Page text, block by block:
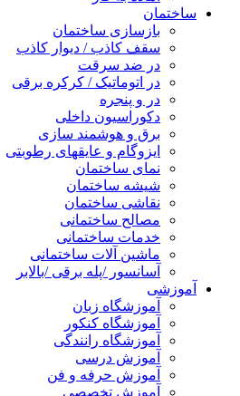
ساختمان
بازسازی ساختمان
سقف کاذب / دیوار کاذب
در ضد سرقت
در اتوماتیک / کرکره برقی
در و پنجره
دکوراسیون داخلی
برق و هوشمند سازی
ایزوگام و عایقهای رطوبتی
نمای ساختمان
شیشه ساختمان
نقاشی ساختمان
مصالح ساختمانی
خدمات ساختمانی
ماشین آلات ساختمانی
آسانسور /پله برقی /بالابر
آموزشی
آموزشگاه زبان
آموزشگاه کنکور
آموزشگاه رانندگی
آموزش درسی
آموزش حرفه و فن
آموزش تخصصی